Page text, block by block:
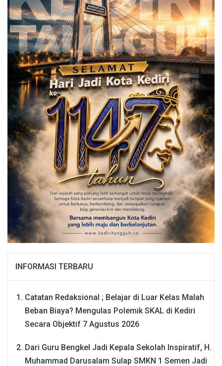
INFORMASI TERBARU
Catatan Redaksional ; Belajar di Luar Kelas Malah
Beban Biaya? Mengulas Polemik SKAL di Kediri
Secara Objektif 7 Agustus 2026
Dari Guru Bengkel Jadi Kepala Sekolah Inspiratif, H.
Muhammad Darusalam Sulap SMKN 1 Semen Jadi